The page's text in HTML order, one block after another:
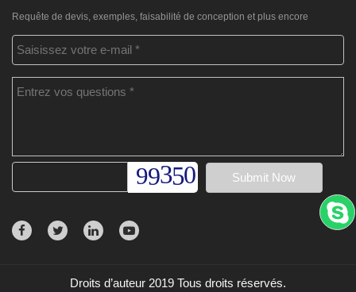
Requête de devis, exemples, faisabilité de conception et plus encore
Droits d’auteur 2019 Tous droits réservés.